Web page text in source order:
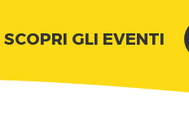
SCOPRI GLI EVENTI